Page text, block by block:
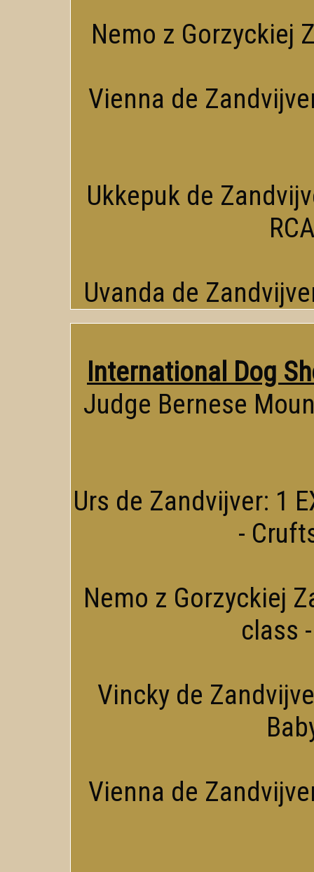
Nemo z Gorzyckiej
Vienna de
Ukkepuk de
Uvanda de
International Dog
Judge Bernese
Urs de Zandvijver: 1
-
Nemo z Gorzyckiej
class
Vincky de
Vienna de